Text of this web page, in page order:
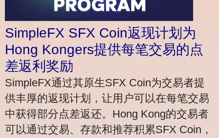
SimpleFX SFX Coin返现计划为
Hong Kongers提供每笔交易的点
差返利奖励
SimpleFX通过其原生SFX Coin为交易者提
供丰厚的返现计划，让用户可以在每笔交易
中获得部分点差返还。Hong Kong的交易者
可以通过交易、存款和推荐积累SFX Coin，